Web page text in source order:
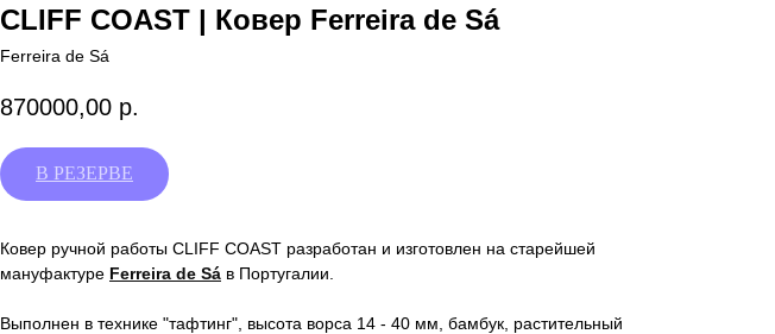
CLIFF COAST | Ковер Ferreira de Sá
Ferreira de Sá
870000,00 р.
Ковер ручной работы CLIFF COAST разработан и изготовлен на старейшей
мануфактуре Ferreira de Sá в Португалии.
Выполнен в технике "тафтинг", высота ворса 14 - 40 мм, бамбук, растительный